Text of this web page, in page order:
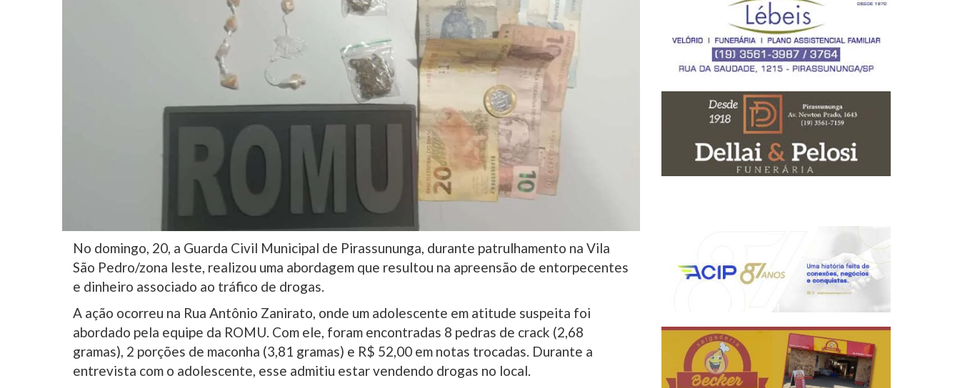
No domingo, 20, a Guarda Civil Municipal de Pirassununga, durante patrulhamento na Vila
São Pedro/zona leste, realizou uma abordagem que resultou na apreensão de entorpecentes
e dinheiro associado ao tráfico de drogas.
A ação ocorreu na Rua Antônio Zanirato, onde um adolescente em atitude suspeita foi
abordado pela equipe da ROMU. Com ele, foram encontradas 8 pedras de crack (2,68
gramas), 2 porções de maconha (3,81 gramas) e R$ 52,00 em notas trocadas. Durante a
entrevista com o adolescente, esse admitiu estar vendendo drogas no local.